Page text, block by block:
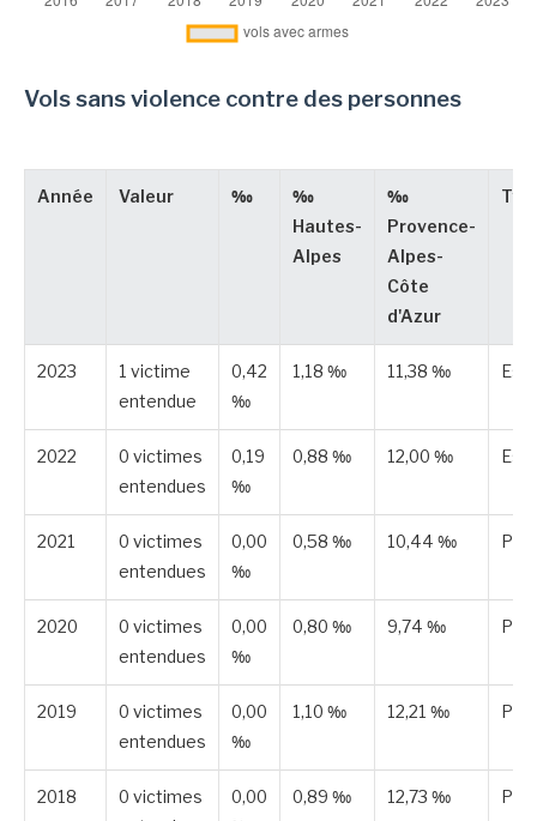
Vols sans violence contre des personnes
Année Valeur ‰
‰
Hautes-
Alpes
‰
Provence-
Alpes-
Côte
d'Azur
2023
1 victime
entendue
0,42
‰
1,18 ‰ 11,38 ‰
2022
0 victimes
entendues
0,19
‰
0,88 ‰ 12,00 ‰
2021
0 victimes
entendues
0,00
‰
0,58 ‰ 10,44 ‰
2020
0 victimes
entendues
0,00
‰
0,80 ‰ 9,74 ‰
2019
0 victimes
entendues
0,00
‰
1,10 ‰ 12,21 ‰
2018
0 victimes
0,00
0,89 ‰ 12,73 ‰